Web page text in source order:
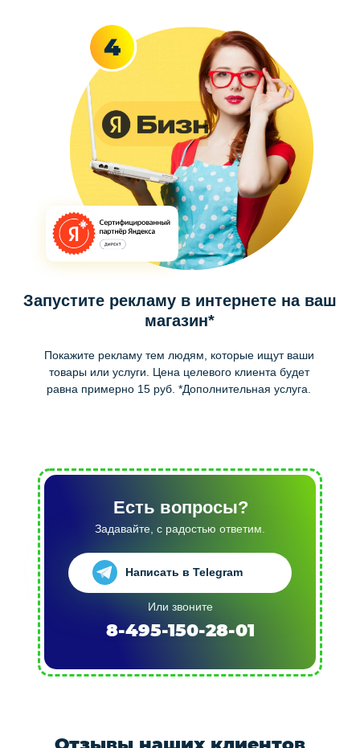
Запустите рекламу в интернете на ваш
магазин*
Покажите рекламу тем людям, которые ищут ваши
товары или услуги. Цена целевого клиента будет
равна примерно 15 руб. *Дополнительная услуга.
Есть вопросы?
Задавайте, с радостью ответим.
Или звоните
8-495-150-28-01
Написать в Telegram